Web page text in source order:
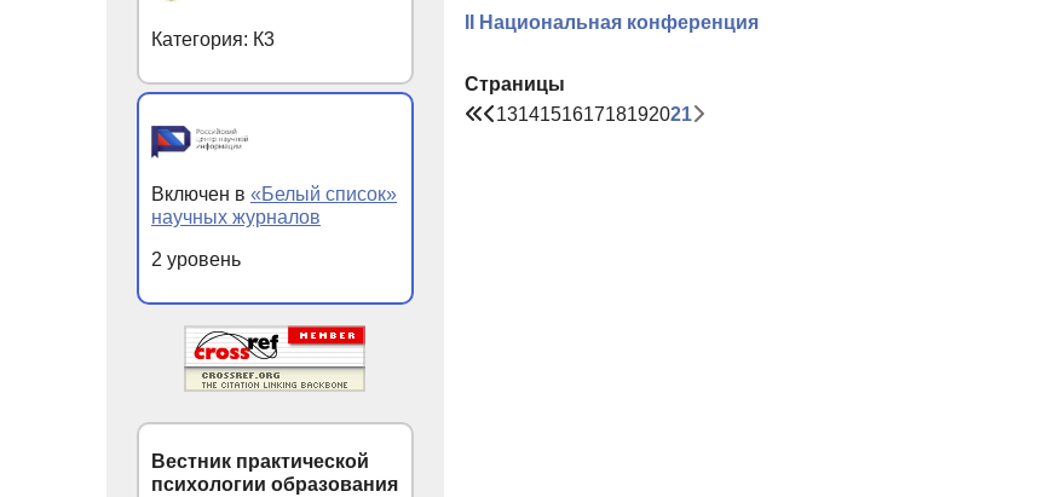
II Национальная конференция
Страницы
131415161718192021
Категория: К3
Включен в «Белый список»
научных журналов
2 уровень
Вестник практической
психологии образования